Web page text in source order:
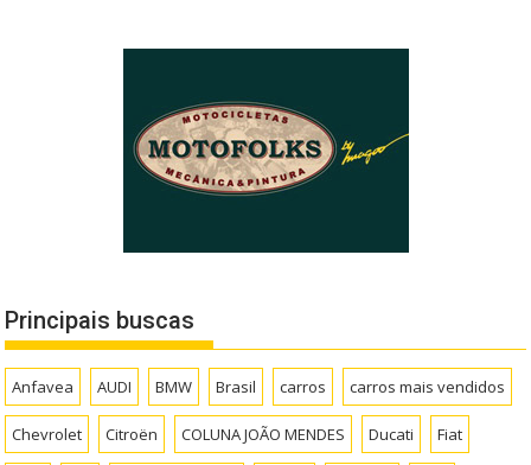
Principais buscas
Anfavea AUDI BMW Brasil carros carros mais vendidos
Chevrolet Citroën COLUNA JOÃO MENDES Ducati Fiat